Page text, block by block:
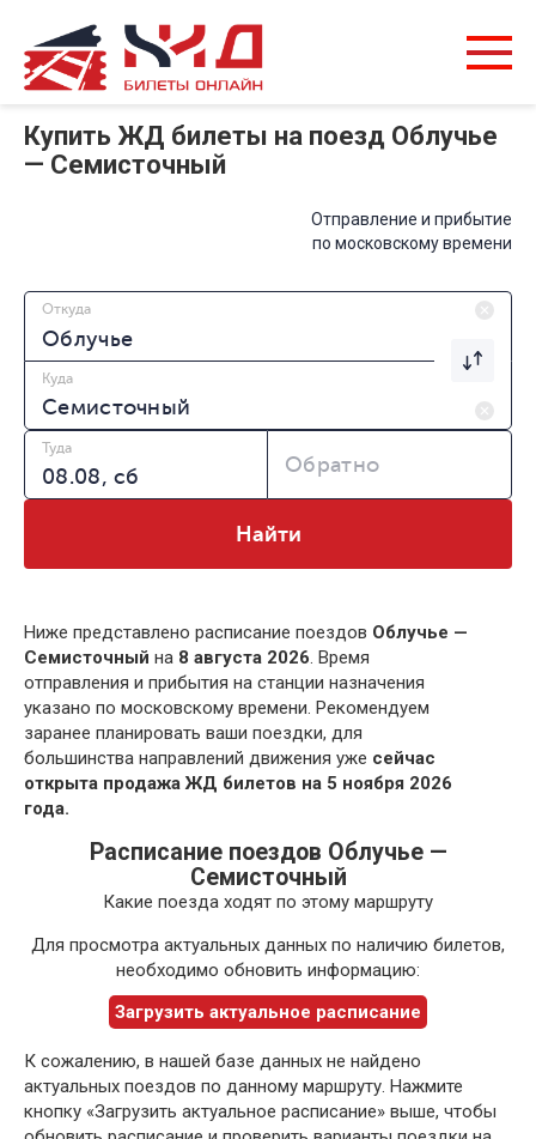
Купить ЖД билеты на поезд Облучье
— Семисточный
Отправление и прибытие
по московскому времени
Откуда
Куда
Туда
Обратно
Найти
Ниже представлено расписание поездов Облучье —
Семисточный на 8 августа 2026. Время
отправления и прибытия на станции назначения
указано по московскому времени. Рекомендуем
заранее планировать ваши поездки, для
большинства направлений движения уже сейчас
открыта продажа ЖД билетов на 5 ноября 2026
года.
Расписание поездов Облучье —
Семисточный
Какие поезда ходят по этому маршруту
Для просмотра актуальных данных по наличию билетов,
необходимо обновить информацию:
Загрузить актуальное расписание
К сожалению, в нашей базе данных не найдено
актуальных поездов по данному маршруту. Нажмите
кнопку «Загрузить актуальное расписание» выше, чтобы